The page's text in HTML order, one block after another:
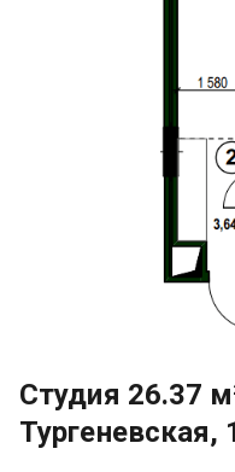
Студия 26.37
Тургеневская,